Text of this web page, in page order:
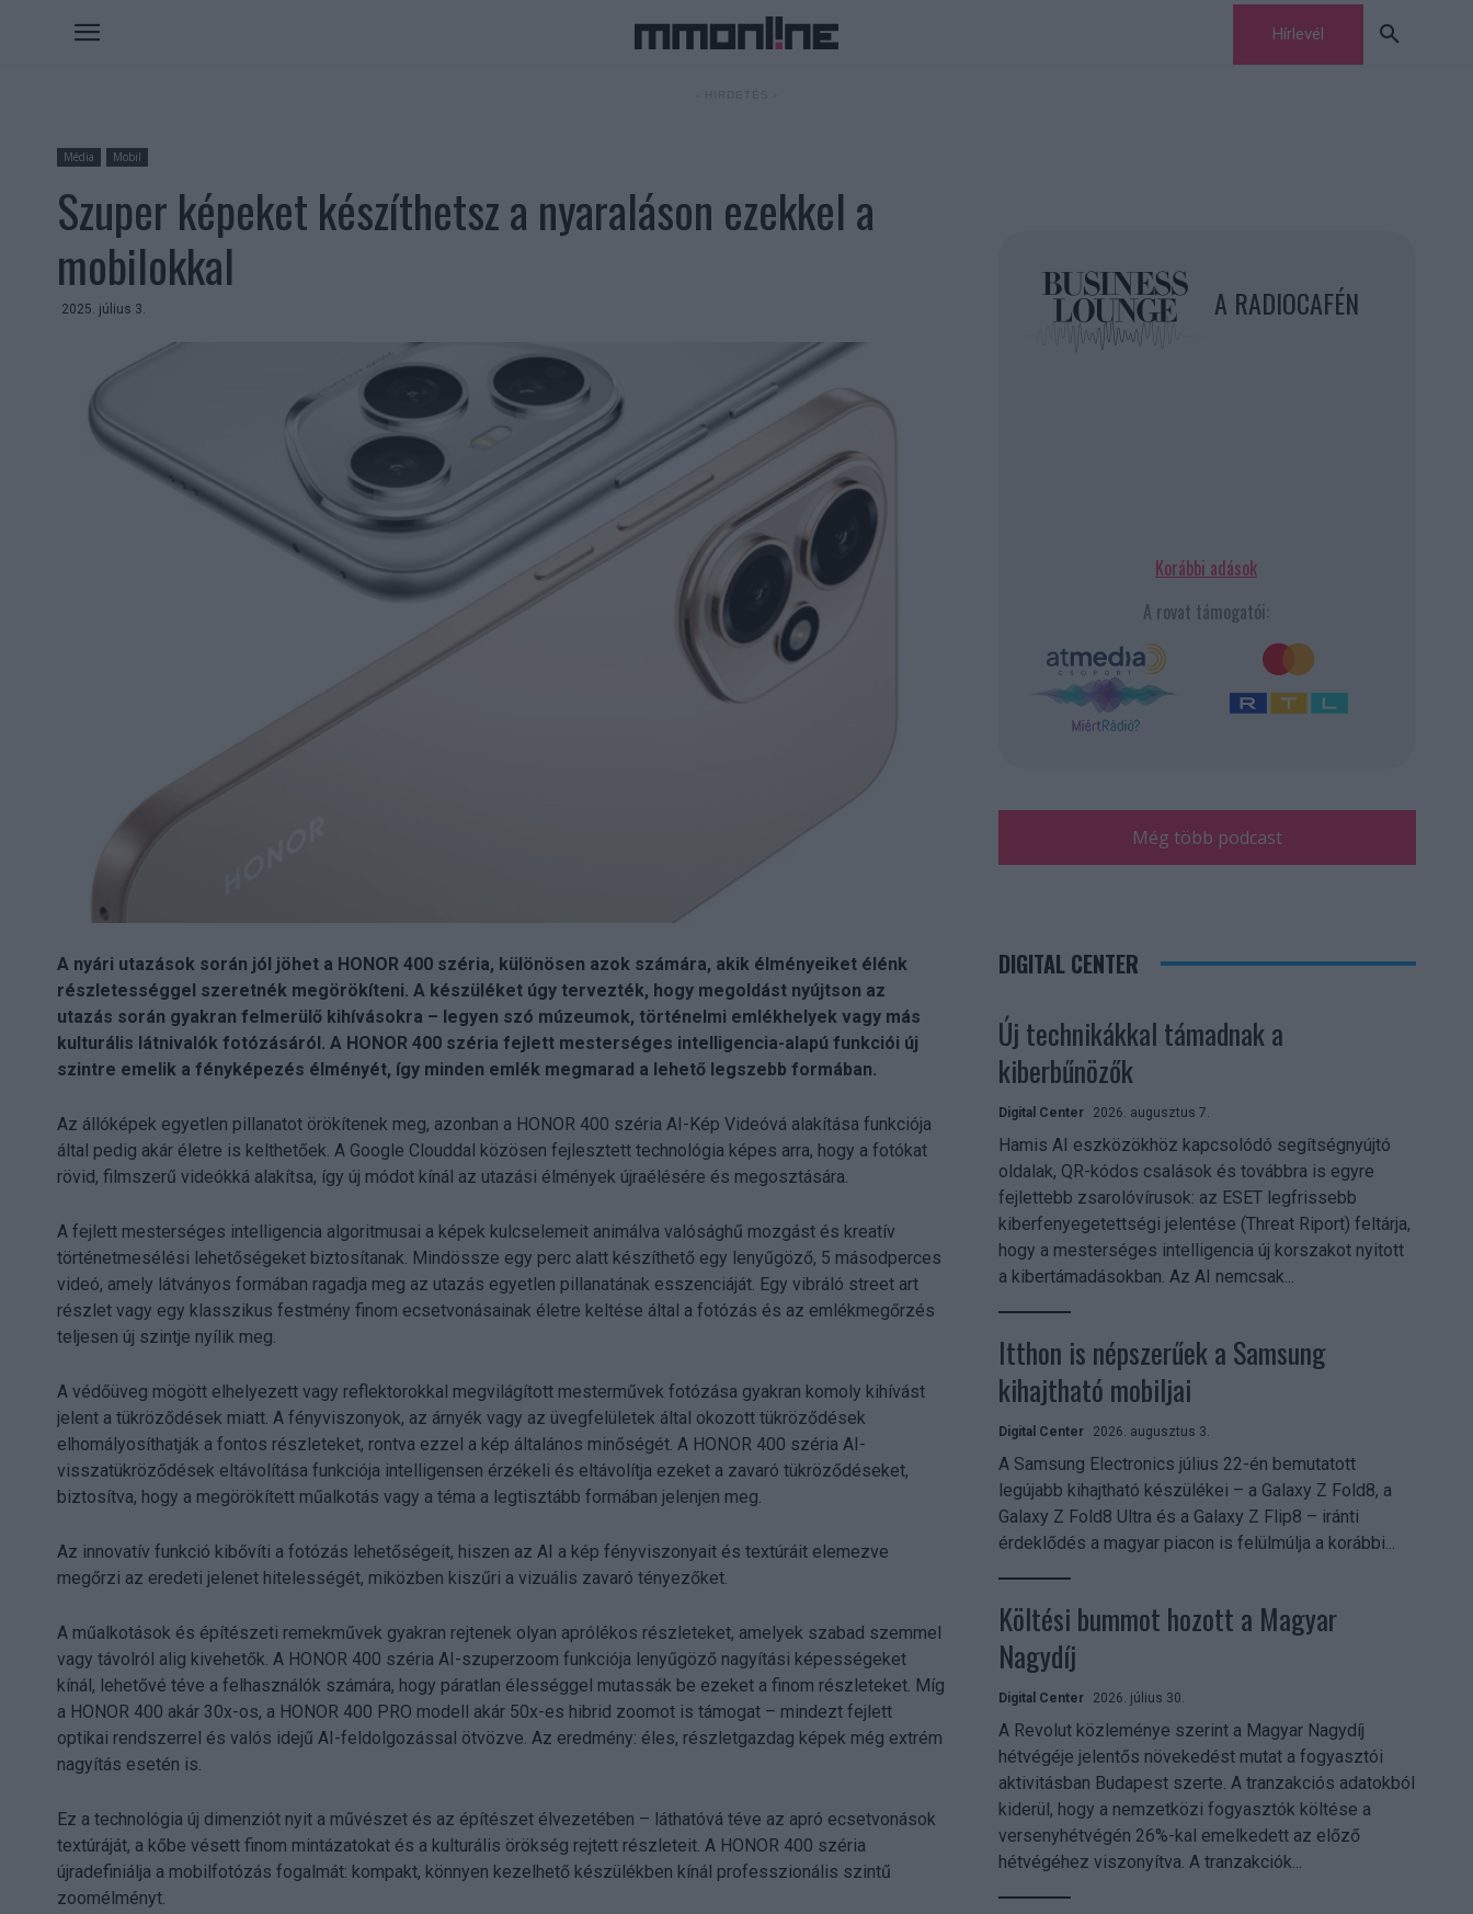
Hírlevél
Média Mobil
Szuper képeket készíthetsz a nyaraláson ezekkel a
mobilokkal
2025. július 3.
A nyári utazások során jól jöhet a HONOR 400 széria, különösen azok számára, akik élményeiket élénk
részletességgel szeretnék megörökíteni. A készüléket úgy tervezték, hogy megoldást nyújtson az
utazás során gyakran felmerülő kihívásokra – legyen szó múzeumok, történelmi emlékhelyek vagy más
kulturális látnivalók fotózásáról. A HONOR 400 széria fejlett mesterséges intelligencia-alapú funkciói új
szintre emelik a fényképezés élményét, így minden emlék megmarad a lehető legszebb formában.
Az állóképek egyetlen pillanatot örökítenek meg, azonban a HONOR 400 széria AI-Kép Videóvá alakítása funkciója
által pedig akár életre is kelthetőek. A Google Clouddal közösen fejlesztett technológia képes arra, hogy a fotókat
rövid, filmszerű videókká alakítsa, így új módot kínál az utazási élmények újraélésére és megosztására.
A fejlett mesterséges intelligencia algoritmusai a képek kulcselemeit animálva valósághű mozgást és kreatív
történetmesélési lehetőségeket biztosítanak. Mindössze egy perc alatt készíthető egy lenyűgöző, 5 másodperces
videó, amely látványos formában ragadja meg az utazás egyetlen pillanatának esszenciáját. Egy vibráló street art
részlet vagy egy klasszikus festmény finom ecsetvonásainak életre keltése által a fotózás és az emlékmegőrzés
teljesen új szintje nyílik meg.
A védőüveg mögött elhelyezett vagy reflektorokkal megvilágított mesterművek fotózása gyakran komoly kihívást
jelent a tükröződések miatt. A fényviszonyok, az árnyék vagy az üvegfelületek által okozott tükröződések
elhomályosíthatják a fontos részleteket, rontva ezzel a kép általános minőségét. A HONOR 400 széria AI-
visszatükröződések eltávolítása funkciója intelligensen érzékeli és eltávolítja ezeket a zavaró tükröződéseket,
biztosítva, hogy a megörökített műalkotás vagy a téma a legtisztább formában jelenjen meg.
Az innovatív funkció kibővíti a fotózás lehetőségeit, hiszen az AI a kép fényviszonyait és textúráit elemezve
megőrzi az eredeti jelenet hitelességét, miközben kiszűri a vizuális zavaró tényezőket.
A műalkotások és építészeti remekművek gyakran rejtenek olyan aprólékos részleteket, amelyek szabad szemmel
vagy távolról alig kivehetők. A HONOR 400 széria AI-szuperzoom funkciója lenyűgöző nagyítási képességeket
kínál, lehetővé téve a felhasználók számára, hogy páratlan élességgel mutassák be ezeket a finom részleteket. Míg
a HONOR 400 akár 30x-os, a HONOR 400 PRO modell akár 50x-es hibrid zoomot is támogat – mindezt fejlett
optikai rendszerrel és valós idejű AI-feldolgozással ötvözve. Az eredmény: éles, részletgazdag képek még extrém
nagyítás esetén is.
Ez a technológia új dimenziót nyit a művészet és az építészet élvezetében – láthatóvá téve az apró ecsetvonások
textúráját, a kőbe vésett finom mintázatokat és a kulturális örökség rejtett részleteit. A HONOR 400 széria
újradefiniálja a mobilfotózás fogalmát: kompakt, könnyen kezelhető készülékben kínál professzionális szintű
zoomélményt.
A RADIOCAFÉN
Korábbi adások
A rovat támogatói:
Még több podcast
DIGITAL CENTER
Új technikákkal támadnak a
kiberbűnözők
Digital Center 2026. augusztus 7.
Hamis AI eszközökhöz kapcsolódó segítségnyújtó
oldalak, QR-kódos csalások és továbbra is egyre
fejlettebb zsarolóvírusok: az ESET legfrissebb
kiberfenyegetettségi jelentése (Threat Riport) feltárja,
hogy a mesterséges intelligencia új korszakot nyitott
a kibertámadásokban. Az AI nemcsak...
Itthon is népszerűek a Samsung
kihajtható mobiljai
Digital Center 2026. augusztus 3.
A Samsung Electronics július 22-én bemutatott
legújabb kihajtható készülékei – a Galaxy Z Fold8, a
Galaxy Z Fold8 Ultra és a Galaxy Z Flip8 – iránti
érdeklődés a magyar piacon is felülmúlja a korábbi...
Költési bummot hozott a Magyar
Nagydíj
Digital Center 2026. július 30.
A Revolut közleménye szerint a Magyar Nagydíj
hétvégéje jelentős növekedést mutat a fogyasztói
aktivitásban Budapest szerte. A tranzakciós adatokból
kiderül, hogy a nemzetközi fogyasztók költése a
versenyhétvégén 26%-kal emelkedett az előző
hétvégéhez viszonyítva. A tranzakciók...